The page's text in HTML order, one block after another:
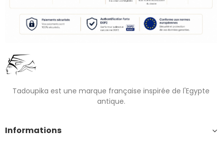
Tadoupika est une marque française inspirée de l'Egypte
antique.
Informations